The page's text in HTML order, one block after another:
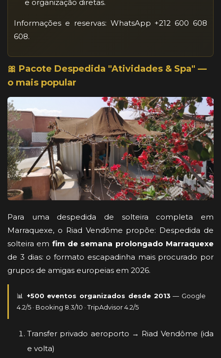
e organização diretas.
Informações e reservas: WhatsApp +212 600 608
608.
🎀 Pacote Despedida "Atividades & Spa" —
o mais popular
Para uma despedida de solteira completa em
Marraquexe, o Riad Vendôme propõe: Despedida de
solteira em fim de semana prolongado Marraquexe
de 3 dias: o formato escapadinha mais procurado por
grupos de amigas europeias em 2026.
📊 +500 eventos organizados desde 2013 — Google
4.2/5 · Booking 8.3/10 · TripAdvisor 4.2/5
Transfer privado aeroporto → Riad Vendôme (ida
e volta)